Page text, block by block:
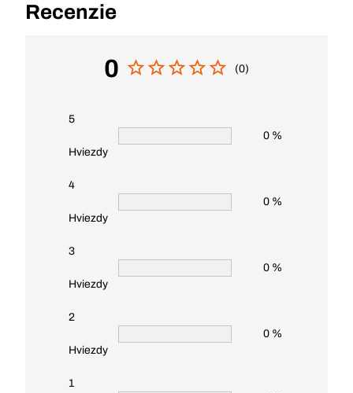
Recenzie
0 (0)
5
Hviezdy
0 %
4
Hviezdy
0 %
3
Hviezdy
0 %
2
Hviezdy
0 %
1